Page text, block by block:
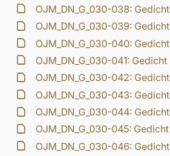
OJM_DN_G_030-038: Gedicht
OJM_DN_G_030-039: Gedicht
OJM_DN_G_030-040: Gedicht
OJM_DN_G_030-041: Gedicht
OJM_DN_G_030-042: Gedicht
OJM_DN_G_030-043: Gedicht
OJM_DN_G_030-044: Gedicht
OJM_DN_G_030-045: Gedicht
OJM_DN_G_030-046: Gedicht